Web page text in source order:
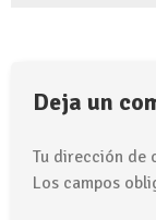
Deja un
Tu dirección de
Los campos